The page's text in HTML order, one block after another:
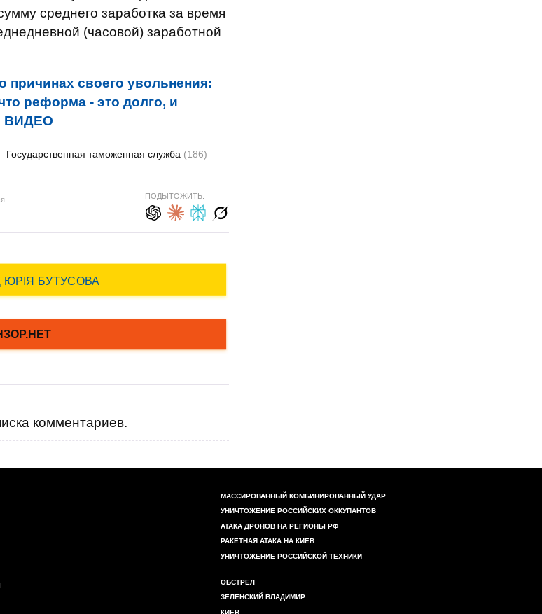
среднего заработка за время
(часовой) заработной
причинах своего увольнения:
реформа - это долго, и
ВИДЕО
Государственная таможенная служба (186)
ПОДЫТОЖИТЬ:
комментариев.
МАССИРОВАННЫЙ КОМБИНИРОВАННЫЙ УДАР
УНИЧТОЖЕНИЕ РОССИЙСКИХ ОККУПАНТОВ
АТАКА ДРОНОВ НА РЕГИОНЫ РФ
РАКЕТНАЯ АТАКА НА КИЕВ
УНИЧТОЖЕНИЕ РОССИЙСКОЙ ТЕХНИКИ
ОБСТРЕЛ
ЗЕЛЕНСКИЙ ВЛАДИМИР
КИЕВ